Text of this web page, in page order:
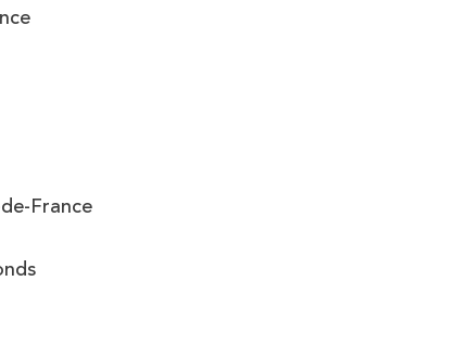
France